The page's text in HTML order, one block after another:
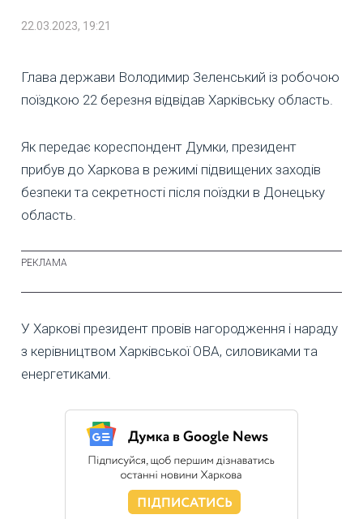
22.03.2023, 19:21
Глава держави Володимир Зеленський із робочою
поїздкою 22 березня відвідав Харківську область.
Як передає кореспондент Думки, президент
прибув до Харкова в режимі підвищених заходів
безпеки та секретності після поїздки в Донецьку
область.
У Харкові президент провів нагородження і нараду
з керівництвом Харківської ОВА, силовиками та
енергетиками.